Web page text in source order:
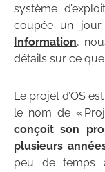
système
coupée un jour
Information,
détails sur ce
Le projet d’OS
le nom de «
conçoit son
plusieurs
peu de temps